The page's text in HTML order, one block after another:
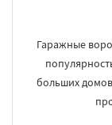
Гаражные
больших